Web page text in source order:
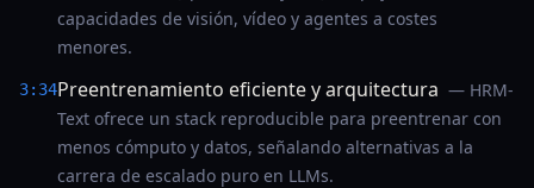
capacidades de visión, vídeo y agentes a costes
menores.
3:34Preentrenamiento eficiente y arquitectura — HRM-
Text ofrece un stack reproducible para preentrenar con
menos cómputo y datos, señalando alternativas a la
carrera de escalado puro en LLMs.